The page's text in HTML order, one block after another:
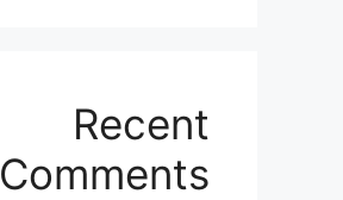
Recent
Comments